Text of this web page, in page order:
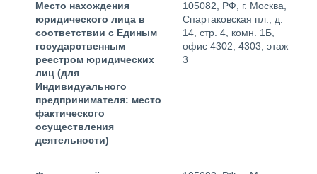
Место нахождения
юридического лица в
соответствии с Единым
государственным
реестром юридических
лиц (для
Индивидуального
предпринимателя: место
фактического
осуществления
деятельности)
105082, РФ, г. Москва,
Спартаковская пл., д.
14, стр. 4, комн. 1Б,
офис 4302, 4303, этаж
3